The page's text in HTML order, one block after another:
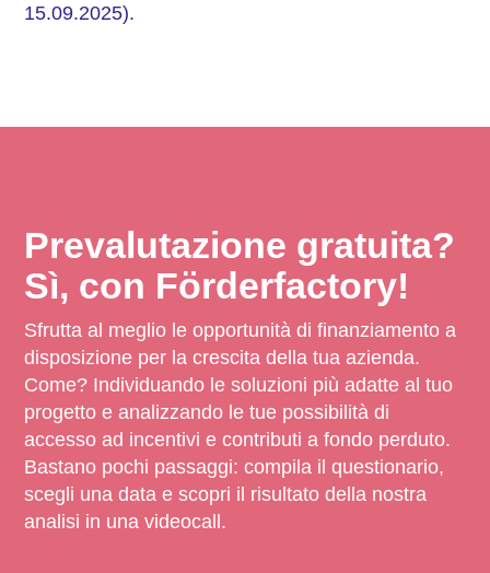
15.09.2025).
Prevalutazione gratuita?
Sì, con Förderfactory!
Sfrutta al meglio le opportunità di finanziamento a
disposizione per la crescita della tua azienda.
Come? Individuando le soluzioni più adatte al tuo
progetto e analizzando le tue possibilità di
accesso ad incentivi e contributi a fondo perduto.
Bastano pochi passaggi: compila il questionario,
scegli una data e scopri il risultato della nostra
analisi in una videocall.